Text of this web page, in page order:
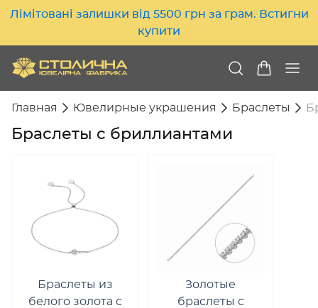
Лімітовані залишки від 5500 грн за грам. Встигни
купити
Главная Ювелирные украшения Браслеты
Браслеты с бриллиантами
Браслеты из
белого золота с
Золотые
браслеты с